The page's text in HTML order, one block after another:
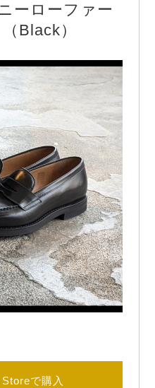
ントを施したワ…
ーローファー
Black）
で購入